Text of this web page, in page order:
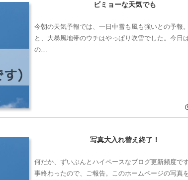
ビミョーな天気でも
今朝の天気予報では、一日中雪も風も強いとの予報
と、大暴風地帯のウチはやっぱり吹雪でした。今日
の…
写真大入れ替え終了！
何だか、ずいぶんとハイペースなブログ更新頻度で
事終わったので、ご報告。このホームページの写真